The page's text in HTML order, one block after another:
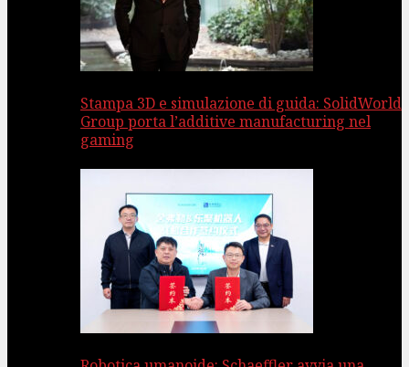
Stampa 3D e simulazione di guida: SolidWorld
Group porta l’additive manufacturing nel
gaming